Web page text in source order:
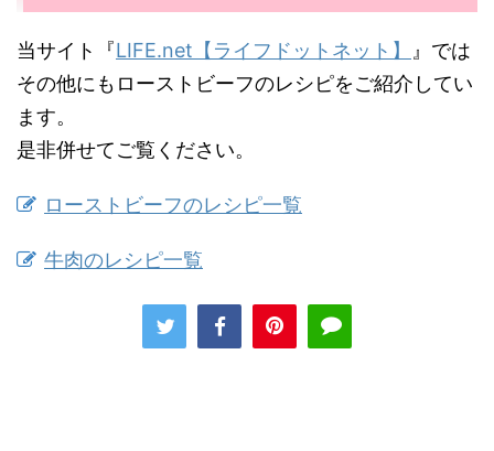
当サイト『LIFE.net【ライフドットネット】
』では
その他にもローストビーフのレシピをご紹介してい
ます。
是非併せてご覧ください。
ローストビーフのレシピ一覧
牛肉のレシピ一覧